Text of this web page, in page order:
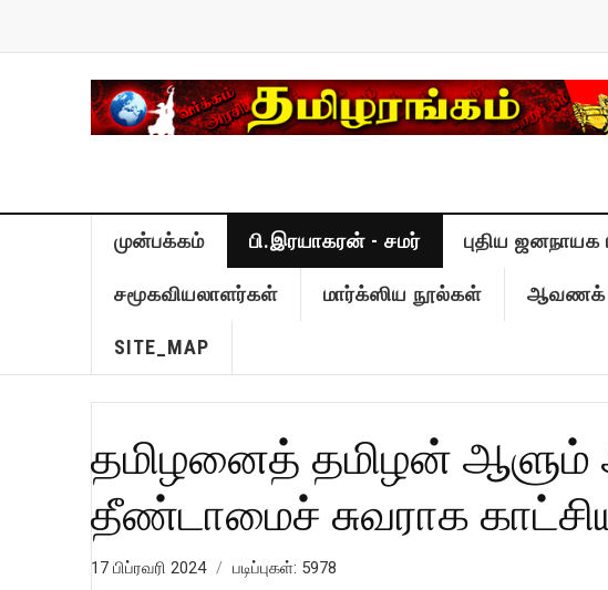
முன்பக்கம் பி.இரயாகரன் - சமர் புதிய
சமூகவியலாளர்கள் மார்க்ஸிய நூல்கள் ஆவணக்
SITE_MAP
தமிழனைத் தமிழன் ஆளும்
தீண்டாமைச் சுவராக
17 பிப்ரவரி 2024 படிப்புகள்: 5978